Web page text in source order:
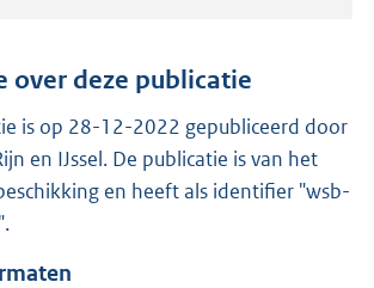
n
s
g
r
o
over deze publicatie
is op 28-12-2022 gepubliceerd door
en IJssel. De publicatie is van het
en heeft als identifier "wsb-